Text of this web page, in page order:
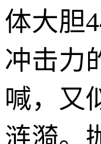
体大胆
冲击力
喊，又